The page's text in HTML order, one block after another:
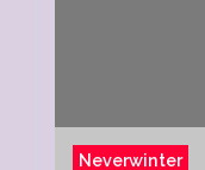
Neverwinter